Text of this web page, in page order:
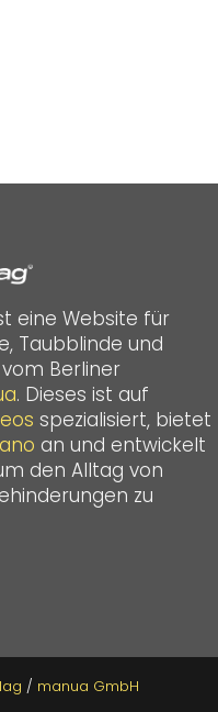
eine Website für
Taubblinde und
Berliner
. Dieses ist auf
spezialisiert, bietet
an und entwickelt
den Alltag von
zu
/ manua GmbH